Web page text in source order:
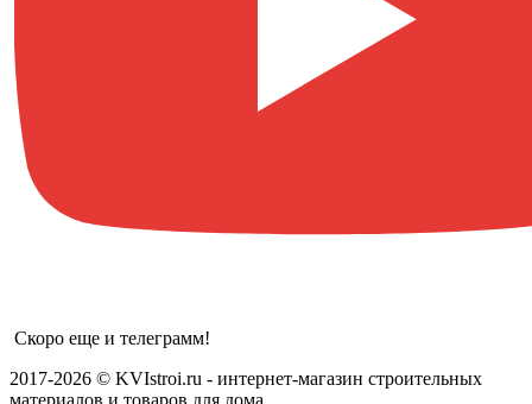
Скоро еще и телеграмм!
2017-2026 © KVIstroi.ru - интернет-магазин строительных